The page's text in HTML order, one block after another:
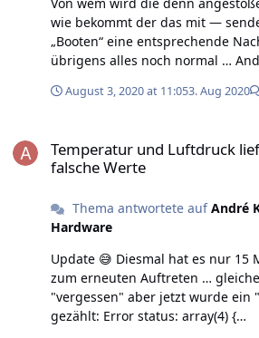
wie bekommt der das mit —
„Booten“ eine entsprechende Nachricht? Bis
übrigens alles noch
August 3, 2020 at 11:053. Aug 2020
Temperatur und Luftdruck
falsche Werte
Thema antwortete aufAndré
Hardware
Update 😅 Diesmal hat es nur 15 Minuten gedauert bis
zum erneuten Auftreten …
"vergessen" aber jetzt wurde ein
gezählt: Error status: array(4) {